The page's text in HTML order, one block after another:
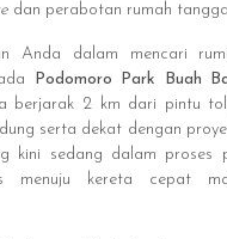
dan perabotan rumah
Anda dalam mencari
Podomoro Park Buah
berjarak 2 km dari pintu
serta dekat dengan
kini sedang dalam proses
menuju kereta cepat